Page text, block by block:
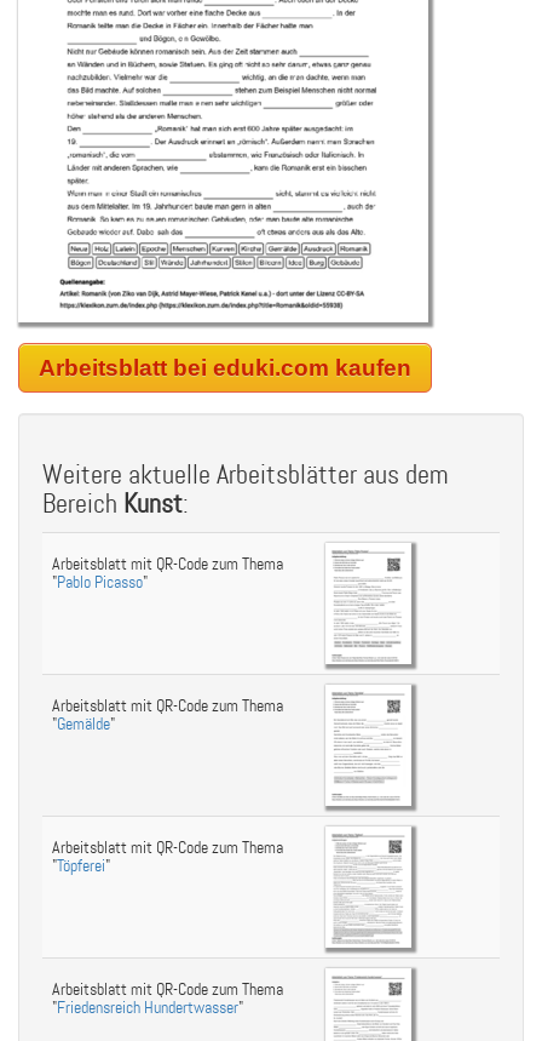
Arbeitsblatt bei eduki.com kaufen
Weitere aktuelle Arbeitsblätter aus dem
Bereich Kunst:
Arbeitsblatt mit QR-Code zum Thema
"Pablo Picasso"
Arbeitsblatt mit QR-Code zum Thema
"Gemälde"
Arbeitsblatt mit QR-Code zum Thema
"Töpferei"
Arbeitsblatt mit QR-Code zum Thema
"Friedensreich Hundertwasser"